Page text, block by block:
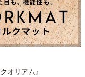
オリアム』